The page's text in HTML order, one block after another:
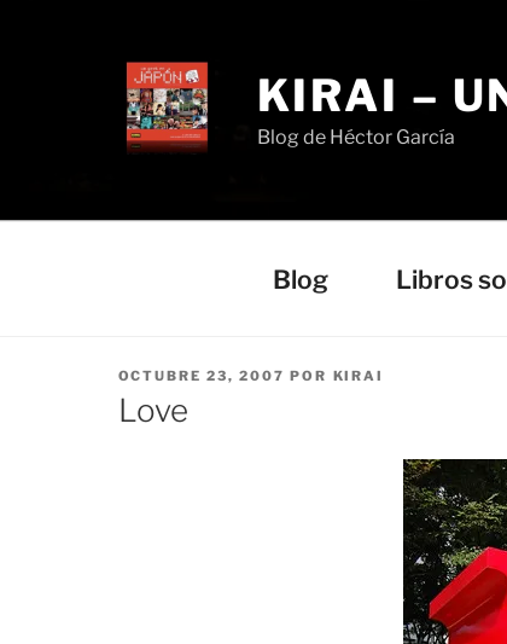
KIRAI –
Blog de Héctor García
Blog Libros
PUBLICADO
EL
OCTUBRE 23, 2007 POR KIRAI
Love